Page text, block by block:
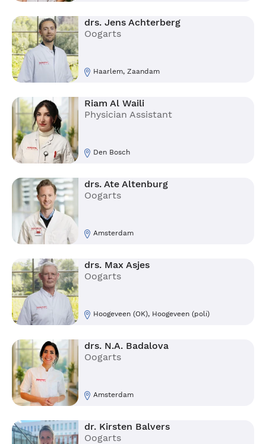
drs. Jens Achterberg
Oogarts
Haarlem, Zaandam
Riam Al Waili
Physician Assistant
Den Bosch
drs. Ate Altenburg
Oogarts
Amsterdam
drs. Max Asjes
Oogarts
Hoogeveen (OK), Hoogeveen (poli)
drs. N.A. Badalova
Oogarts
Amsterdam
dr. Kirsten Balvers
Oogarts